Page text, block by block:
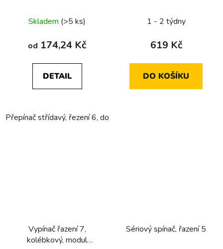
Skladem (>5 ks)
od 174,24 Kč
DETAIL
Přepínač střídavý, řezení 6, do dutých stěn
A, 250 V~, 4x NO pro
2x žaluzie,
1 - 2 týdny
619 Kč
DO KOŠÍKU
Vypínač řazení 7,
kolébkový, modul
Sériový spínač, řazení 5